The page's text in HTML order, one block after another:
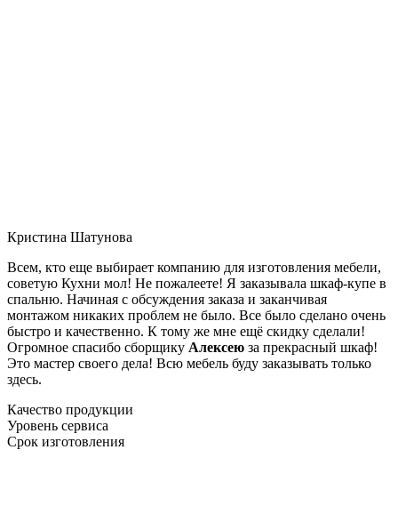
Кристина Шатунова
Всем, кто еще выбирает компанию для изготовления мебели,
советую Кухни мол! Не пожалеете! Я заказывала шкаф-купе в
спальню. Начиная с обсуждения заказа и заканчивая
монтажом никаких проблем не было. Все было сделано очень
быстро и качественно. К тому же мне ещё скидку сделали!
Огромное спасибо сборщику Алексею за прекрасный шкаф!
Это мастер своего дела! Всю мебель буду заказывать только
здесь.
Качество продукции
Уровень сервиса
Срок изготовления